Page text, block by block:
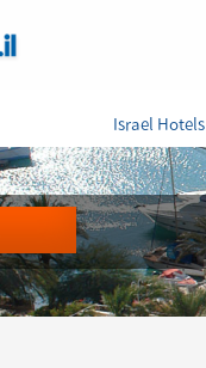
Israel Hotels